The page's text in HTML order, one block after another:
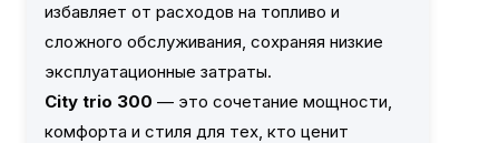
избавляет от расходов на топливо и
сложного обслуживания, сохраняя низкие
эксплуатационные затраты.
City trio 300 — это сочетание мощности,
комфорта и стиля для тех, кто ценит